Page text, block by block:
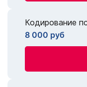
Кодирование
8 000 руб